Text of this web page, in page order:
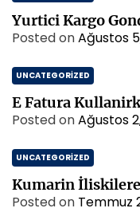
Yurtici Kargo
Posted onAğustos
UNCATEGORIZED
E Fatura
Posted onAğustos
UNCATEGORIZED
Kumarin
Posted on Temmuz